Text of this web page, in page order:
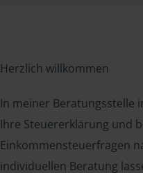
Herzlich willkommen
In meiner Beratungsstelle
Ihre Steuererklärung und
Einkommensteuerfragen
individuellen Beratung